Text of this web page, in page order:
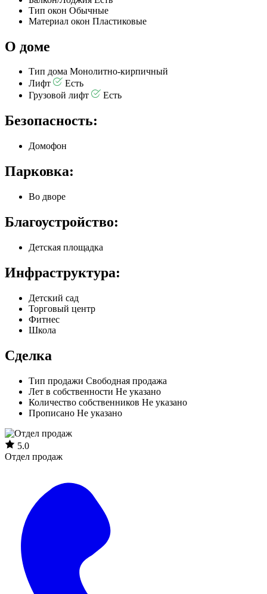
Тип окон Обычные
Материал окон Пластиковые
О доме
Тип дома Монолитно-кирпичный
Лифт
Есть
Грузовой лифт
Есть
Безопасность:
Домофон
Парковка:
Во дворе
Благоустройство:
Детская площадка
Инфраструктура:
Детский сад
Торговый центр
Фитнес
Школа
Сделка
Тип продажи Свободная продажа
Лет в собственности Не указано
Количество собственников Не указано
Прописано Не указано
5.0
Отдел продаж